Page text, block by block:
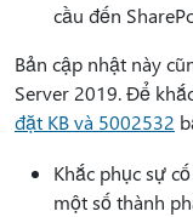
cầu đến
Bản cập nhật này
Server 2019. Để
đặt KB và 5002532
Khắc phục sự
một số thành